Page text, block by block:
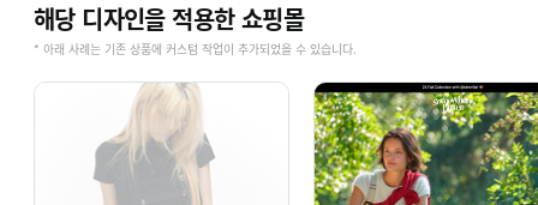
해당 디자인을 적용한 쇼핑몰
* 아래 사례는 기존 상품에 커스텀 작업이 추가되었을 수 있습니다.